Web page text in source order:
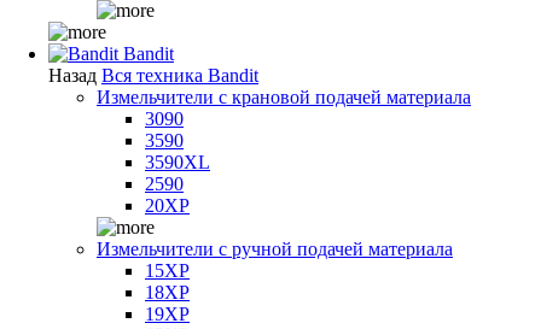
Bandit
Назад Вся техника Bandit
Измельчители с крановой подачей материала
3090
3590
3590XL
2590
20XP
Измельчители с ручной подачей материала
15XP
18XP
19XP